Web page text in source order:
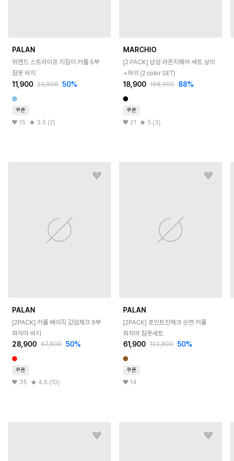
PALAN
위캔드 스트라이프 지짐이 커플 5부
잠옷 바지
11,900 23,800 50%
쿠폰
15 3.5 (2)
MARCHIO
[2 PACK] 남성 라운지웨어 세트 상의
+하의 (2 color SET)
18,900 158,000 88%
쿠폰
21 5 (3)
PALAN
[2PACK] 커플 베이직 깅엄체크 9부
파자마 바지
28,900 57,800 50%
쿠폰
35 4.6 (10)
PALAN
[2PACK] 포인트잔체크 순면 커플
파자마 잠옷세트
61,900 123,800 50%
쿠폰
14